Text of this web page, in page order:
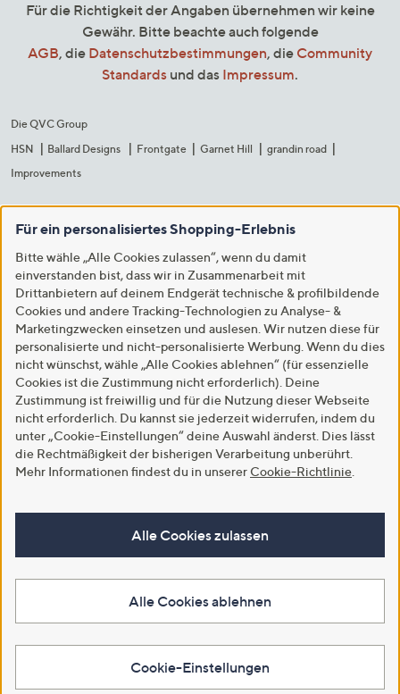
Für die Richtigkeit der Angaben übernehmen wir keine
Gewähr. Bitte beachte auch folgende
AGB, die Datenschutzbestimmungen, die Community
Standards und das Impressum.
Die QVC Group
HSN
Ballard Designs Frontgate Garnet Hill
grandin road
Improvements
Für ein personalisiertes Shopping-Erlebnis
Bitte wähle „Alle Cookies zulassen“, wenn du damit
einverstanden bist, dass wir in Zusammenarbeit mit
Drittanbietern auf deinem Endgerät technische & profilbildende
Cookies und andere Tracking-Technologien zu Analyse- &
Marketingzwecken einsetzen und auslesen. Wir nutzen diese für
personalisierte und nicht-personalisierte Werbung. Wenn du dies
nicht wünschst, wähle „Alle Cookies ablehnen“ (für essenzielle
Cookies ist die Zustimmung nicht erforderlich). Deine
Zustimmung ist freiwillig und für die Nutzung dieser Webseite
nicht erforderlich. Du kannst sie jederzeit widerrufen, indem du
unter „Cookie-Einstellungen“ deine Auswahl änderst. Dies lässt
die Rechtmäßigkeit der bisherigen Verarbeitung unberührt.
Mehr Informationen findest du in unserer Cookie-Richtlinie
Alle Cookies zulassen
Alle Cookies ablehnen
Cookie-Einstellungen